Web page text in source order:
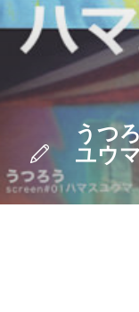
うつ
ユウ